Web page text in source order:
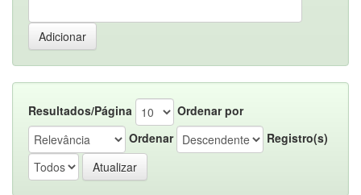
Resultados/Página
Ordenar por
Ordenar
Registro(s)